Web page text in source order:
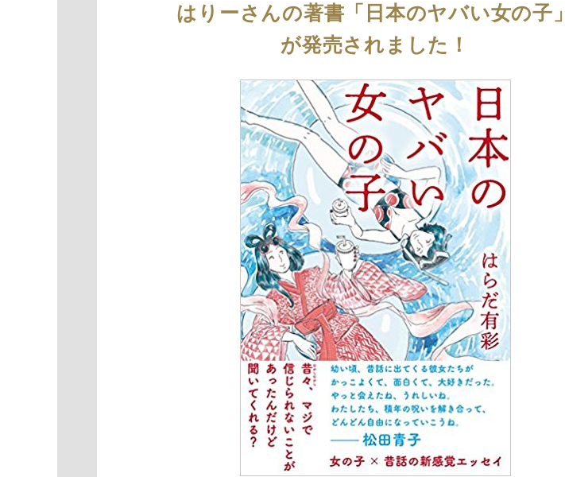
はりーさんの著書「日本のヤバい女の子」
が発売されました！